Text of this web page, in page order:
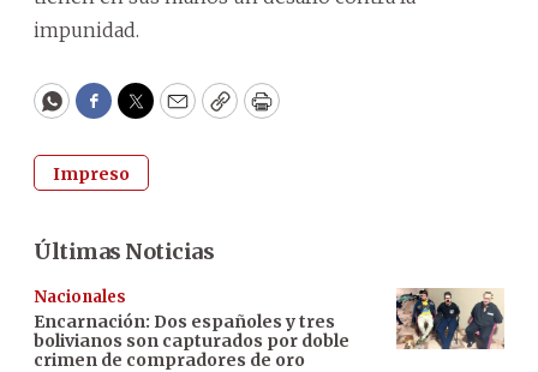
impunidad.
WhatsApp
Facebook
Twitter
EmailCopyPrint
Impreso
Últimas Noticias
Nacionales
Encarnación: Dos españoles y tres
bolivianos son capturados por doble
crimen de compradores de oro